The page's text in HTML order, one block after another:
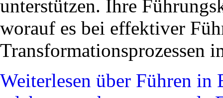
unterstützen. Ihre
worauf es bei effektiver
Transformationsprozessen
Weiterlesen über Führen in